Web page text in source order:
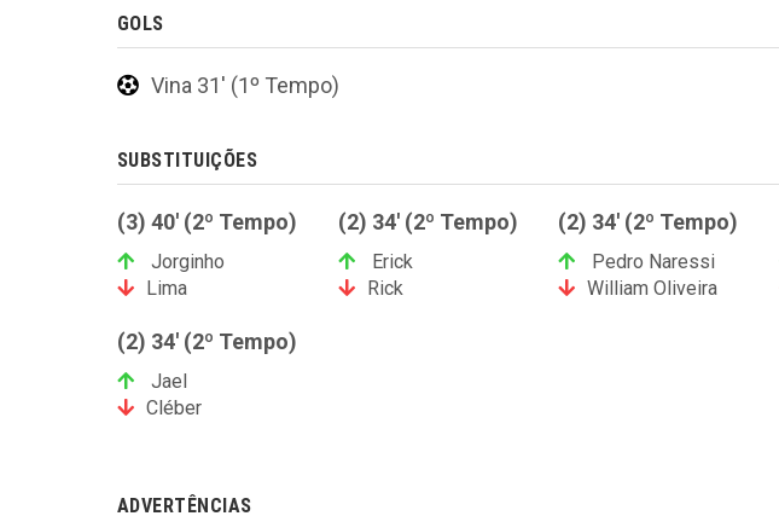
GOLS
Vina 31' (1º Tempo)
SUBSTITUIÇÕES
(3) 40' (2º Tempo)
Jorginho
Lima
(2) 34' (2º Tempo)
Erick
Rick
(2) 34' (2º Tempo)
Pedro Naressi
William Oliveira
(2) 34' (2º Tempo)
Jael
Cléber
ADVERTÊNCIAS